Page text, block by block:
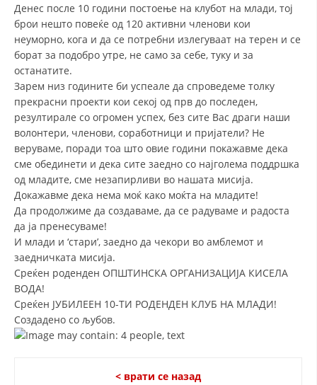
РАКОВОДЕН ОДБОР
СТРУКТУРА И ОРГАНИЗАЦИОНА ПОСТАВЕНОСТ
ДИСЕМИНАЦИЈА
MЕЃУНАРОДНО ХУМАНИТАРНО ПРАВО
ПРОМОЦИЈА НА ХУМАНИ ВРЕДНОСТИ
УПОТРЕБА И ЗАШТИТА НА АМБЛЕМОТ
СОЦИЈАЛНО ХУМАНИТАРНА ДЕЈНОСТ
КАКО ДА ДОНИРАТЕ
ПОДГОТВЕНОСТ И ДЕЈСТВО ПРИ КАТАСТРОФИ
ТИМОВИ НА ООЦК
ПРОЕКТИ – ПОДГОТВЕНОСТ И ДЕЈСТВУВАЊЕ ПРИ КАТАСТРОФИ
ИСТРАЖУВАЊЕ НА ЈАВНО МИСЛЕЊЕ
Денес после 10 години постоење на клубот на млади, тој
брои нешто повеќе од 120 активни членови кои
неуморно, кога и да се потребни излегуваат на терен и се
борат за подобро утре, не само за себе, туку и за
останатите.
Зарем низ годините би успеале да спроведеме толку
прекрасни проекти кои секој од прв до последен,
резултирале со огромен успех, без сите Вас драги наши
волонтери, членови, соработници и пријатели? Не
веруваме, поради тоа што овие години покажавме дека
сме обединети и дека сите заедно со најголема поддршка
од младите, сме незапирливи во нашата мисија.
Докажавме дека нема моќ како моќта на младите!
Да продолжиме да создаваме, да се радуваме и радоста
да ја пренесуваме!
И млади и ‘стари’, заедно да чекори во амблемот и
заедничката мисија.
Среќен роденден ОПШТИНСКА ОРГАНИЗАЦИЈА КИСЕЛА
ВОДА!
Среќен ЈУБИЛЕЕН 10-ТИ РОДЕНДЕН КЛУБ НА МЛАДИ!
Создадено со љубов.
< врати се назад